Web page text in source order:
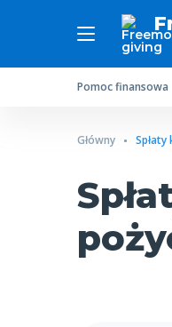
Pomoc finansowa
Główny